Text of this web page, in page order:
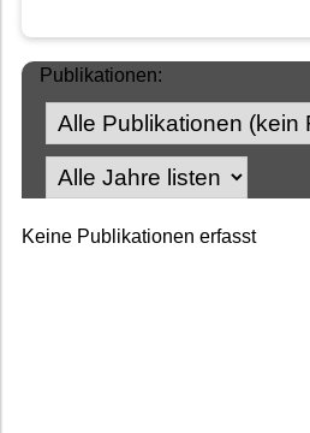
Publikationen:
Keine Publikationen erfasst